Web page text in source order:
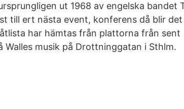
ut 1968 av engelska bandet
till ert nästa event, konferens då blir
har hämtas från plattorna från
Walles musik på Drottninggatan i Sthlm.